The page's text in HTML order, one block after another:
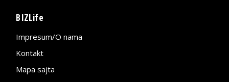
BIZLife
Impresum/O nama
Kontakt
Mapa sajta